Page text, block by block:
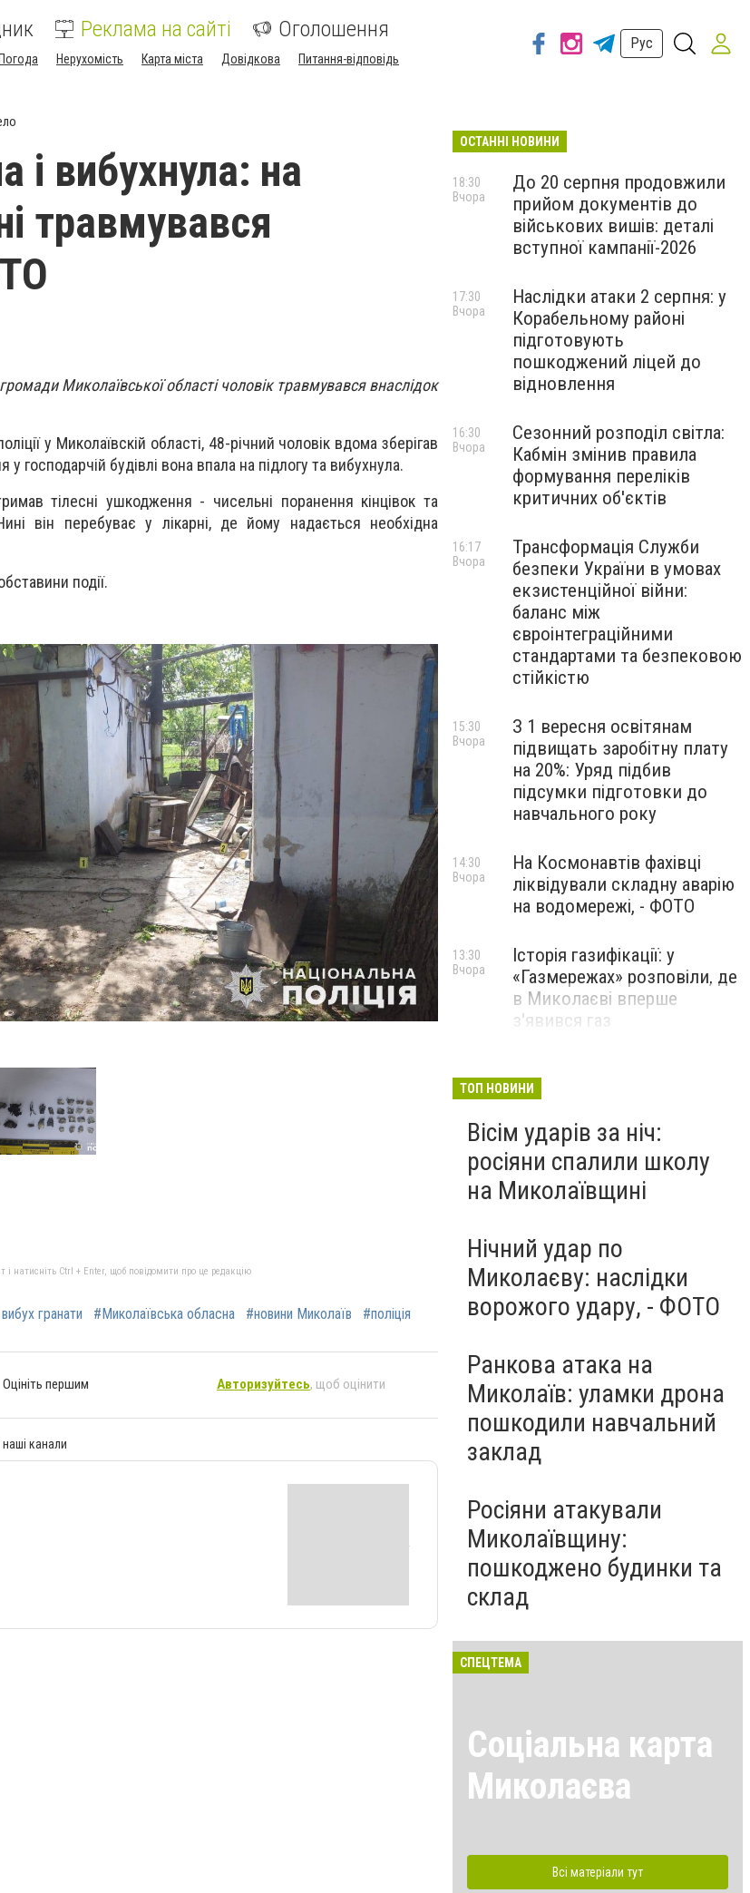
Реклама на сайті Оголошення
Погода Нерухомість Карта міста Довідкова Питання-відповідь
Рус
і вибухнула: на
травмувався
громади Миколаївської області чоловік травмувався внаслідок
у Миколаївскій області, 48-річний чоловік вдома зберігав
господарчій будівлі вона впала на підлогу та вибухнула.
тілесні ушкодження - чисельні поранення кінцівок та
він перебуває у лікарні, де йому надається необхідна
події.
натисніть Ctrl + Enter, щоб повідомити про це редакцію
гранати #Миколаївська обласна #новини Миколаїв #поліція
Оцініть першим Авторизуйтесь, щоб оцінити
канали
ОСТАННІ НОВИНИ
До 20 серпня продовжили
прийом документів до
військових вишів: деталі
вступної кампанії-2026
18:30
Вчора
Наслідки атаки 2 серпня: у
Корабельному районі
підготовують
пошкоджений ліцей до
відновлення
17:30
Вчора
Сезонний розподіл світла:
Кабмін змінив правила
формування переліків
критичних об'єктів
16:30
Вчора
Трансформація Служби
безпеки України в умовах
екзистенційної війни:
баланс між
євроінтеграційними
стандартами та безпековою
стійкістю
16:17
Вчора
З 1 вересня освітянам
підвищать заробітну плату
на 20%: Уряд підбив
підсумки підготовки до
навчального року
15:30
Вчора
На Космонавтів фахівці
ліквідували складну аварію
на водомережі, - ФОТО
14:30
Вчора
Історія газифікації: у
«Газмережах» розповіли, де
в Миколаєві вперше
з'явився газ
13:30
Вчора
Миколаєві 2026: шукаємо
перезавантаження
ПАРТНЕРСЬКИЙ СПЕЦПРОЄКТ
Вчора
ТОП НОВИНИ
Вісім ударів за ніч:
росіяни спалили школу
на Миколаївщині
Нічний удар по
Миколаєву: наслідки
ворожого удару, - ФОТО
Ранкова атака на
Миколаїв: уламки дрона
пошкодили навчальний
заклад
Росіяни атакували
Миколаївщину:
пошкоджено будинки та
склад
СПЕЦТЕМА
Соціальна карта
Миколаєва
Всі матеріали тут